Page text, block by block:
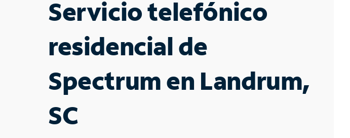
Servicio telefónico
residencial de
Spectrum en Landrum,
SC